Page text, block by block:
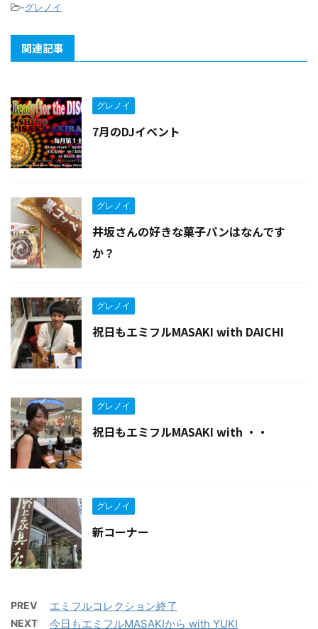
-グレノイ
関連記事
グレノイ
7月のDJイベント
グレノイ
井坂さんの好きな菓子パンはなんです
か？
グレノイ
祝日もエミフルMASAKI with DAICHI
グレノイ
祝日もエミフルMASAKI with ・・
グレノイ
新コーナー
PREV エミフルコレクション終了
NEXT 今日もエミフルMASAKIから with YUKI